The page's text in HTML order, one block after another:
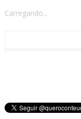
Carregando...